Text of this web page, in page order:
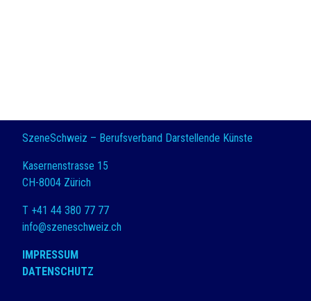
SzeneSchweiz – Berufsverband Darstellende Künste
Kasernenstrasse 15
CH-8004 Zürich
T +41 44 380 77 77
info@szeneschweiz.ch
IMPRESSUM
DATENSCHUTZ